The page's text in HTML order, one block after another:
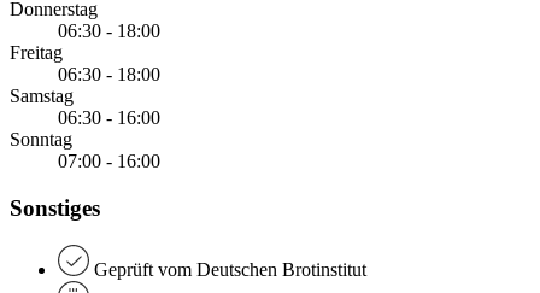
Donnerstag
06:30 - 18:00
Freitag
06:30 - 18:00
Samstag
06:30 - 16:00
Sonntag
07:00 - 16:00
Sonstiges
Geprüft vom Deutschen Brotinstitut